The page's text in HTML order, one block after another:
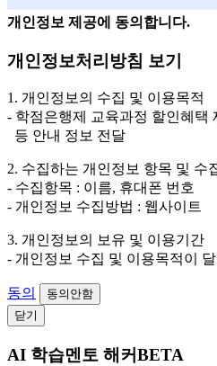
개인정보 제공에 동의합니다.
개인정보처리방침 보기
1. 개인정보의 수집 및 이용목적
- 학점은행제 교육과정 할인혜택
등 안내 정보 전달
2. 수집하는 개인정보 항목 및 수
- 수집항목 : 이름, 휴대폰 번호
- 개인정보 수집방법 : 웹사이트
3. 개인정보의 보유 및 이용기간
- 개인정보 수집 및 이용목적이 달
동의
동의안함
닫기
AI 학습멘토 해커BETA